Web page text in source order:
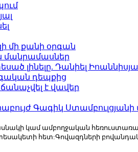
մի քանի օրգան
մանրամասներ
լինելը. Դանիել
դեպքից
է վավեր
Գագիկ Ստամբուլցյանի
կամ ամբողջական
հետ:Գովազդների